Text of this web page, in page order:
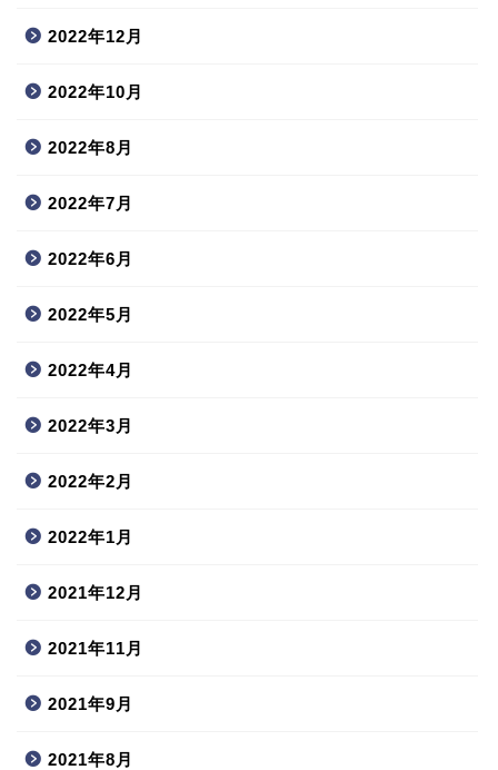
2022年12月
2022年10月
2022年8月
2022年7月
2022年6月
2022年5月
2022年4月
2022年3月
2022年2月
2022年1月
2021年12月
2021年11月
2021年9月
2021年8月